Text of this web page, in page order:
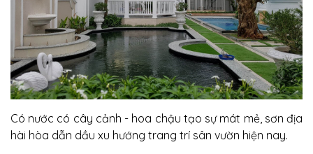
Có nước có cây cảnh - hoa chậu tạo sự mát mẻ, sơn địa
hài hòa dẫn dầu xu hướng trang trí sân vườn hiện nay.